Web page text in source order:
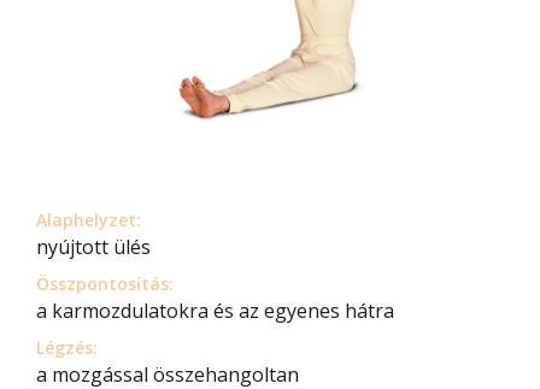
Alaphelyzet:
nyújtott ülés
Összpontosítás:
a karmozdulatokra és az egyenes hátra
Légzés:
a mozgással összehangoltan